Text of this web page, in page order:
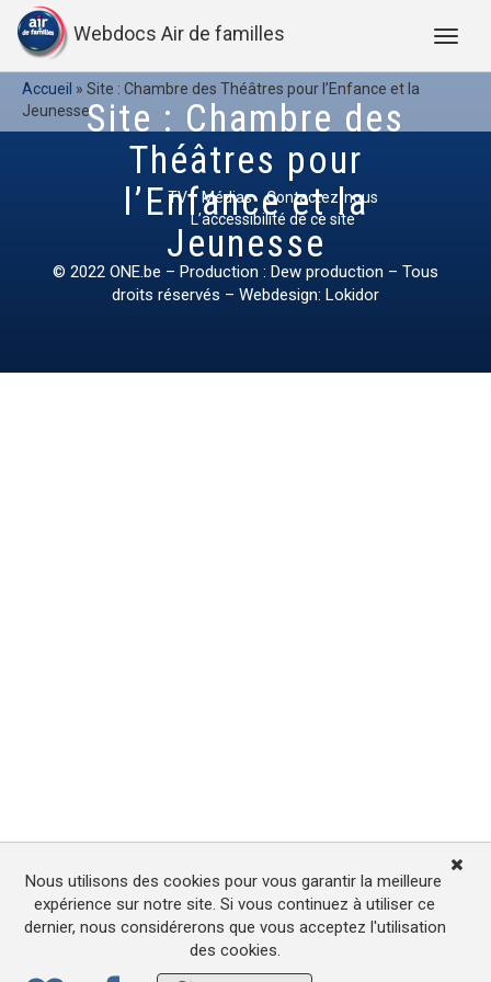
Webdocs Air de familles
Accueil » Site : Chambre des Théâtres pour l’Enfance et la
JeunesseSite : Chambre des
Théâtres pour
l’Enfance et la
Jeunesse
TV Médias
Contactez-nous
L’accessibilité de ce site
© 2022 ONE.be – Production : Dew production – Tous
droits réservés – Webdesign: Lokidor
Nous utilisons des cookies pour vous garantir la meilleure
expérience sur notre site. Si vous continuez à utiliser ce
dernier, nous considérerons que vous acceptez l'utilisation
des cookies.